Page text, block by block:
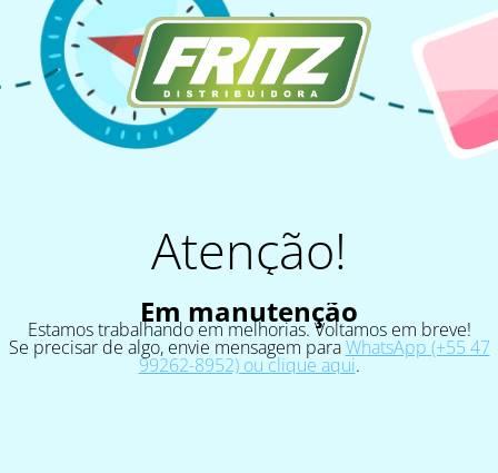
Atenção!
Em manutenção
Estamos trabalhando em melhorias. Voltamos em breve!
Se precisar de algo, envie mensagem paraWhatsApp (+55 47
99262-8952) ou clique aqui.